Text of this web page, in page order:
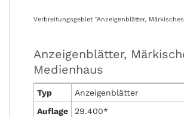
Verbreitungsgebiet "Anzeigenblätter,
Anzeigenblätter,
Medienhaus
Typ
Anzeigenblätter
Auflage
29.400*